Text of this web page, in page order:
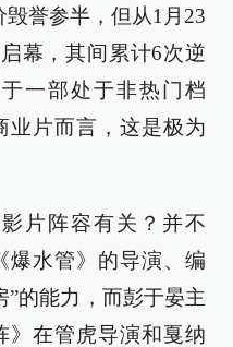
誉参半，但从1月23
幕，其间累计6次逆
一部处于非热门档
业片而言，这是极为
片阵容有关？并不
爆水管》的导演、编
”的能力，而彭于晏主
》在管虎导演和戛纳